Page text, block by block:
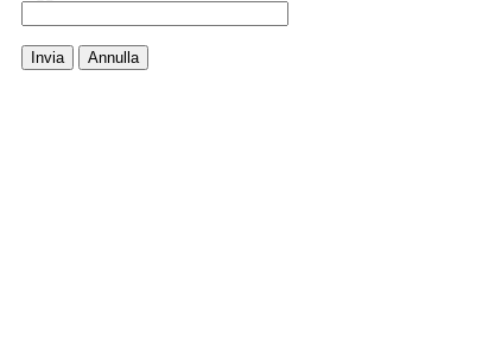
Invia Annulla